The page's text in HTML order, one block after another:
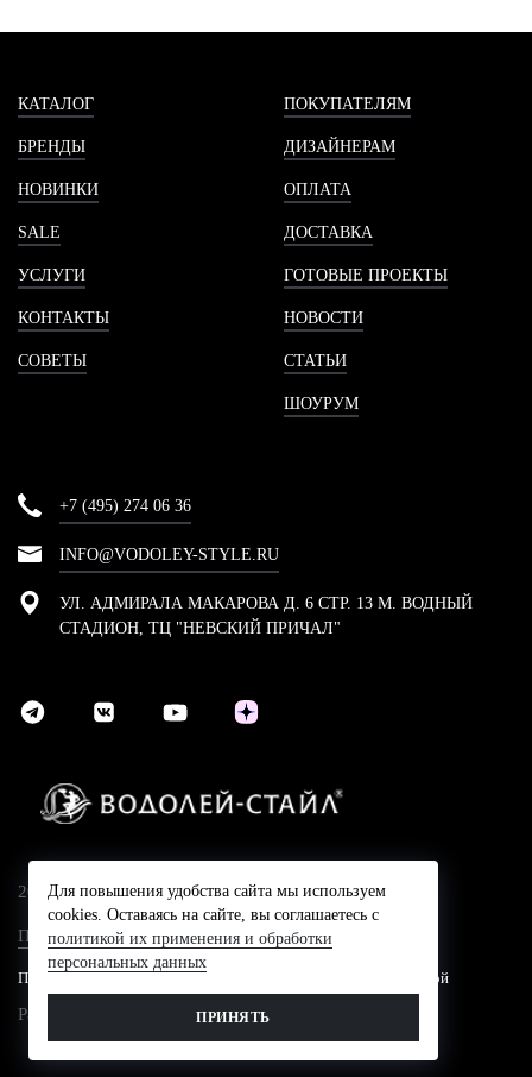
КАТАЛОГ
БРЕНДЫ
НОВИНКИ
SALE
УСЛУГИ
КОНТАКТЫ
СОВЕТЫ
ПОКУПАТЕЛЯМ
ДИЗАЙНЕРАМ
ОПЛАТА
ДОСТАВКА
ГОТОВЫЕ ПРОЕКТЫ
НОВОСТИ
СТАТЬИ
ШОУРУМ
+7 (495) 274 06 36
INFO@VODOLEY-STYLE.RU
УЛ. АДМИРАЛА МАКАРОВА Д. 6 СТР. 13 М. ВОДНЫЙ
СТАДИОН, ТЦ "НЕВСКИЙ ПРИЧАЛ"
2024 © Компания Водолей-Cтайл
Политика конфидециальности
Представленные на сайте цены не являются публичной офертой
Разработано в
Для повышения удобства сайта мы используем
cookies. Оставаясь на сайте, вы соглашаетесь с
политикой их применения и обработки
персональных данных
ПРИНЯТЬ